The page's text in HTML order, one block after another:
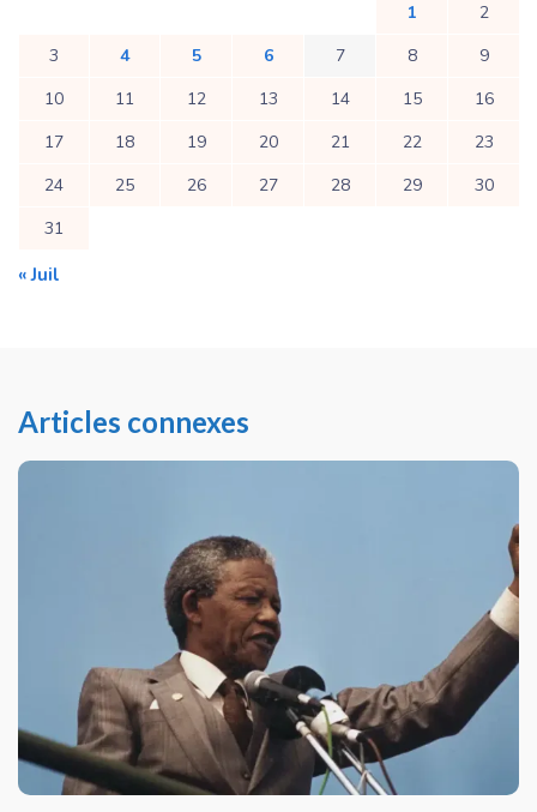
1
2
3
4 5 6 7 8
9
10
11 12 13 14 15
16
17
18 19 20 21 22
23
24
25 26 27 28 29
30
31
« Juil
Articles connexes